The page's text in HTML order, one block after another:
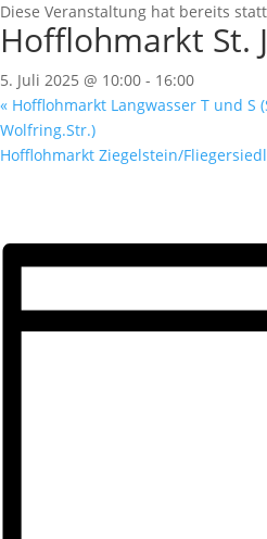
Diese Veranstaltung hat bereits
Hofflohmarkt St.
5. Juli 2025 @ 10:00 - 16:00
« Hofflohmarkt Langwasser T und S
Wolfring.Str.)
Hofflohmarkt Ziegelstein/